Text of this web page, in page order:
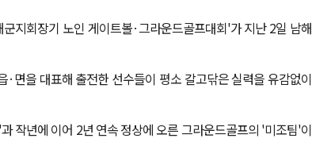
지회장기 노인 게이트볼·그라운드골프대회'가 지난 2일 남해
면을 대표해 출전한 선수들이 평소 갈고닦은 실력을 유감없이
작년에 이어 2년 연속 정상에 오른 그라운드골프의 '미조팀'이